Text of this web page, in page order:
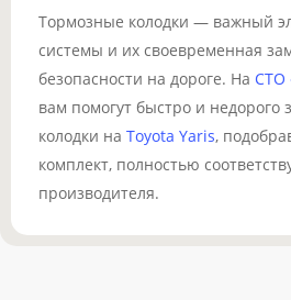
Тормозные колодки — важный
системы и их своевременная
безопасности на дороге. На СТО
вам помогут быстро и недорого
колодки на Toyota Yaris,
комплект, полностью
производителя.